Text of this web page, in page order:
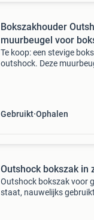
Bokszakhouder
muurbeugel voor
Te koop: een stevige
outshock. Deze
Gebruikt Ophalen
Outshock bokszak in
Outshock bokszak voor
staat, nauwelijks